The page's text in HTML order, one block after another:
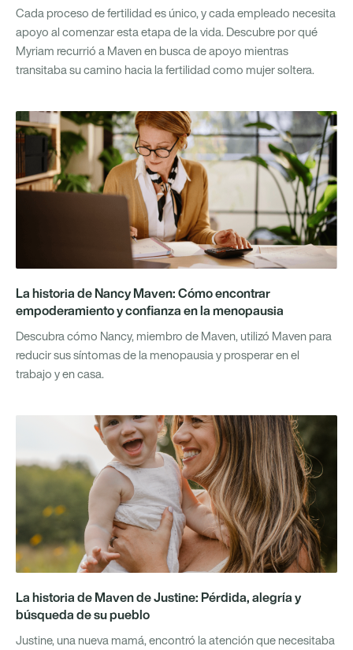
Cada proceso de fertilidad es único, y cada empleado necesita
apoyo al comenzar esta etapa de la vida. Descubre por qué
Myriam recurrió a Maven en busca de apoyo mientras
transitaba su camino hacia la fertilidad como mujer soltera.
La historia de Nancy Maven: Cómo encontrar
empoderamiento y confianza en la menopausia
Descubra cómo Nancy, miembro de Maven, utilizó Maven para
reducir sus síntomas de la menopausia y prosperar en el
trabajo y en casa.
La historia de Maven de Justine: Pérdida, alegría y
búsqueda de su pueblo
Justine, una nueva mamá, encontró la atención que necesitaba